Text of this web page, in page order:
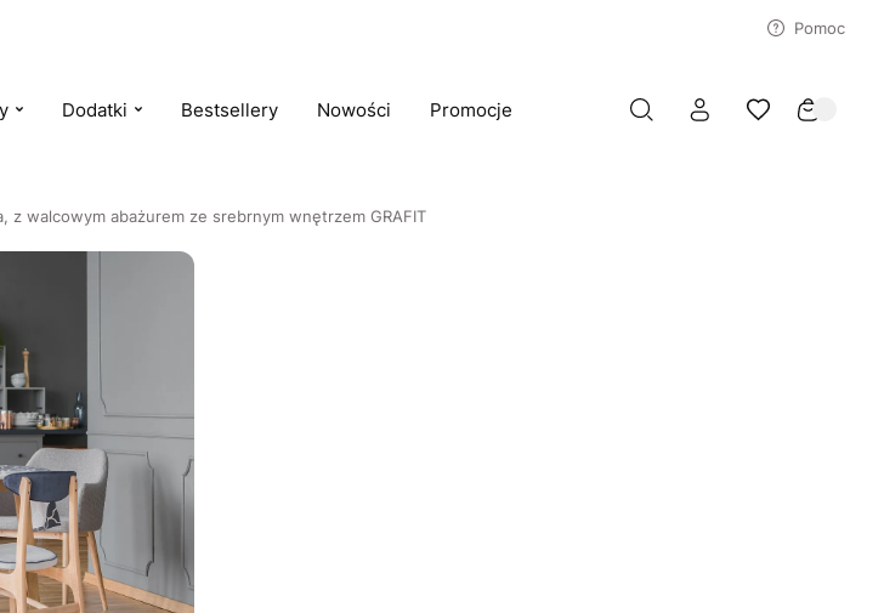
Pomoc
Dodatki Bestsellery Nowości Promocje
z walcowym abażurem ze srebrnym wnętrzem GRAFIT